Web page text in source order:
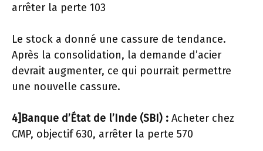
arrêter la perte 103
Le stock a donné une cassure de tendance.
Après la consolidation, la demande d’acier
devrait augmenter, ce qui pourrait permettre
une nouvelle cassure.
4]Banque d’État de l’Inde (SBI) : Acheter chez
CMP, objectif630, arrêter la perte 570